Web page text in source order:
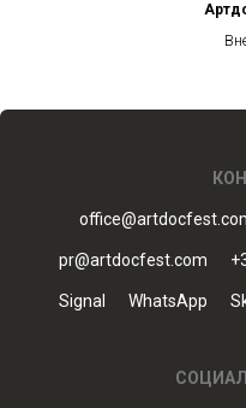
pr@artdocfest.com
Signal WhatsApp